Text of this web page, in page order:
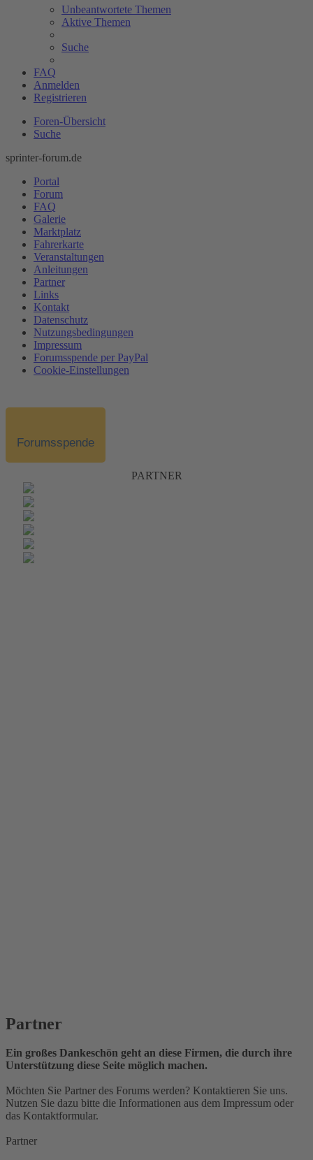
Unbeantwortete Themen
Aktive Themen
Suche
FAQ
Anmelden
Registrieren
Foren-Übersicht
Suche
sprinter-forum.de
Portal
Forum
FAQ
Galerie
Marktplatz
Fahrerkarte
Veranstaltungen
Anleitungen
Partner
Links
Kontakt
Datenschutz
Nutzungsbedingungen
Impressum
Forumsspende per PayPal
Cookie-Einstellungen
Forumsspende
PARTNER
Partner
Ein großes Dankeschön geht an diese Firmen, die durch ihre
Unterstützung diese Seite möglich machen.
Möchten Sie Partner des Forums werden? Kontaktieren Sie uns.
Nutzen Sie dazu bitte die Informationen aus dem Impressum oder
das Kontaktformular.
Partner